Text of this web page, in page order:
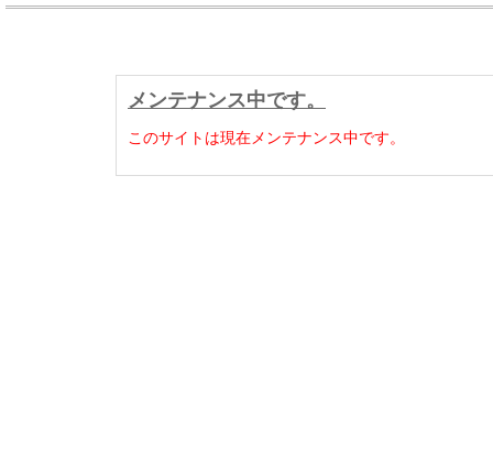
メンテナンス中です。
このサイトは現在メンテナンス中です。